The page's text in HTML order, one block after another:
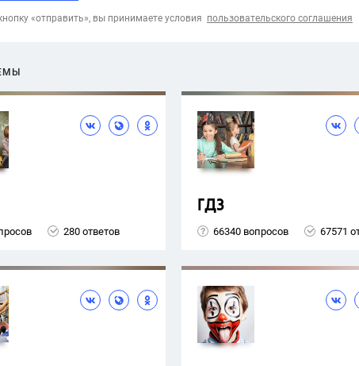
«отправить», вы принимаете условия пользовательского соглашения
280 ответов
ГДЗ
66340 вопросов 67571